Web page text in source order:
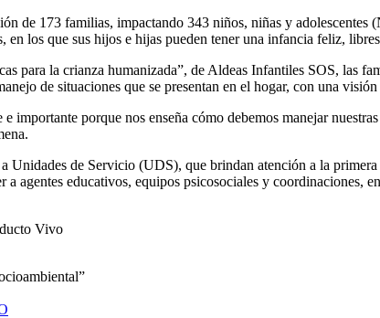
de 173 familias, impactando 343 niños, niñas y
en los que sus hijos e hijas pueden tener una infancia feliz,
para la crianza humanizada”, de Aldeas Infantiles SOS, las
de situaciones que se presentan en el hogar, con una
e importante porque nos enseña cómo debemos manejar
Unidades de Servicio (UDS), que brindan atención a la
a agentes educativos, equipos psicosociales y
Vivo